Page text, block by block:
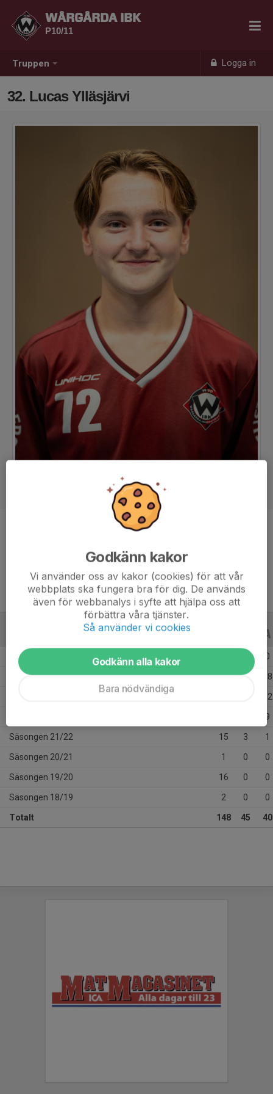
Truppen Logga in
WÅRGÅRDA IBK
P10/11
32. Lucas Ylläsjärvi
15 år
Säsongen 25/26 0
Säsongen 24/25 37 25 18
12
9
Säsongen 21/22 15 3 1
Säsongen 20/21 1 0 0
Säsongen 19/20 16 0 0
Säsongen 18/19 2 0 0
Totalt 148 45 40
Godkänn kakor
Vi använder oss av kakor (cookies) för att vår
webbplats ska fungera bra för dig. De används
även för webbanalys i syfte att hjälpa oss att
förbättra våra tjänster.
Så använder vi cookies
Godkänn alla kakor
Bara nödvändiga